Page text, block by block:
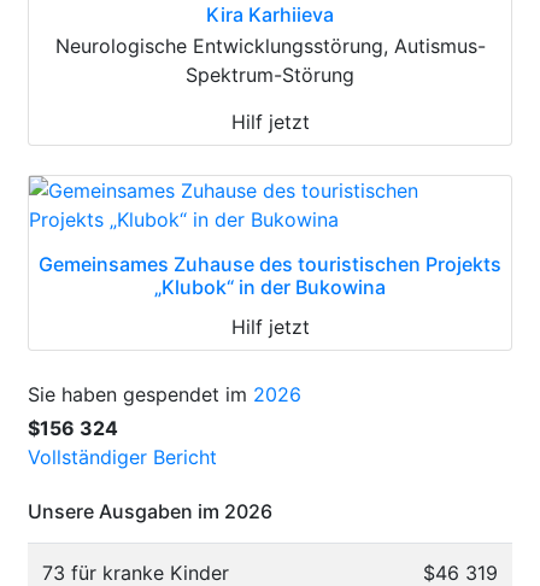
Kira Karhiieva
Neurologische Entwicklungsstörung, Autismus-
Spektrum-Störung
Hilf jetzt
Gemeinsames Zuhause des touristischen Projekts
„Klubok“ in der Bukowina
Hilf jetzt
Sie haben gespendet im 2026
$156 324
Vollständiger Bericht
Unsere Ausgaben im 2026
73 für kranke Kinder $46 319